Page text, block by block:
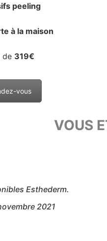
peeling
à la maison
de 319€
vous
VOUS
Esthederm.
2021